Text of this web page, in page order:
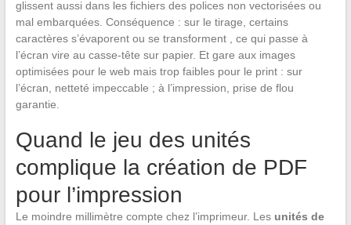
glissent aussi dans les fichiers des polices non vectorisées ou
mal embarquées. Conséquence : sur le tirage, certains
caractères s’évaporent ou se transforment , ce qui passe à
l’écran vire au casse-tête sur papier. Et gare aux images
optimisées pour le web mais trop faibles pour le print : sur
l’écran, netteté impeccable ; à l’impression, prise de flou
garantie.
Quand le jeu des unités
complique la création de PDF
pour l’impression
Le moindre millimètre compte chez l’imprimeur. Les unités de